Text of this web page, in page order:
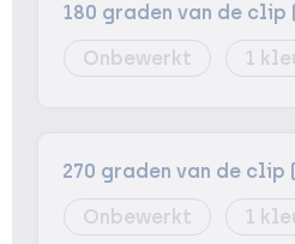
180 graden van de clip
Onbewerkt
1
270 graden van de clip
Onbewerkt
1